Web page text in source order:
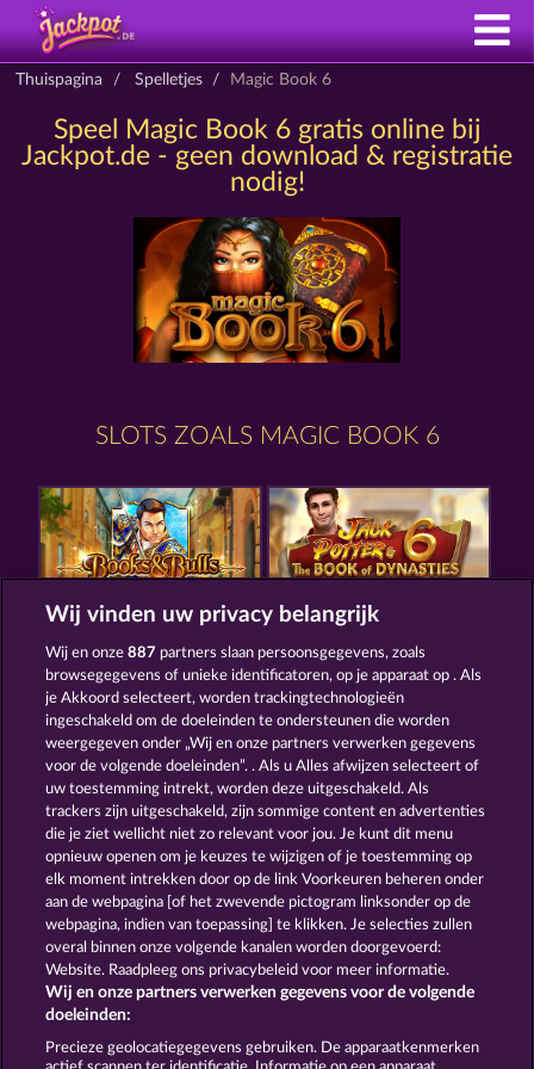
Thuispagina Spelletjes Magic Book 6
Speel Magic Book 6 gratis online bij
Jackpot.de - geen download & registratie
nodig!
SLOTS ZOALS MAGIC BOOK 6
BOOKS AND BULLS
THE WARLOCKS BOOK BOOK OF THE AGES
Algemene voorwaarden Privacyverklaring
Colofon Bedrijf FAQ Woordenlijst
Partnerprogramma Facebook
Terugbetalingsverzoek indienen
Wij vinden uw privacy belangrijk
Wij en onze887 partners slaan persoonsgegevens, zoals
browsegegevens of unieke identificatoren, op je apparaat op . Als
je Akkoord selecteert, worden trackingtechnologieën
ingeschakeld om de doeleinden te ondersteunen die worden
weergegeven onder „Wij en onze partners verwerken gegevens
voor de volgende doeleinden”. . Als u Alles afwijzen selecteert of
uw toestemming intrekt, worden deze uitgeschakeld. Als
trackers zijn uitgeschakeld, zijn sommige content en advertenties
die je ziet wellicht niet zo relevant voor jou. Je kunt dit menu
opnieuw openen om je keuzes te wijzigen of je toestemming op
elk moment intrekken door op de link Voorkeuren beheren onder
aan de webpagina [of het zwevende pictogram linksonder op de
webpagina, indien van toepassing] te klikken. Je selecties zullen
overal binnen onze volgende kanalen worden doorgevoerd:
Website. Raadpleeg ons privacybeleid voor meer informatie.
Wij en onze partners verwerken gegevens voor de volgende
doeleinden:
Precieze geolocatiegegevens gebruiken. De apparaatkenmerken